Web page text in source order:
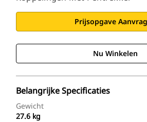
Prijsopgave
Nu Winkelen
Belangrijke Specificaties
Gewicht
27.6 kg